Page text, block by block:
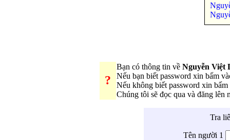
?
Bạn có thông tin về Nguyễn Việt
Nếu bạn biết password xin bấm
Nếu không biết password xin
Chúng tôi sẽ đọc qua và đăng lên
Tra
Tên người 1